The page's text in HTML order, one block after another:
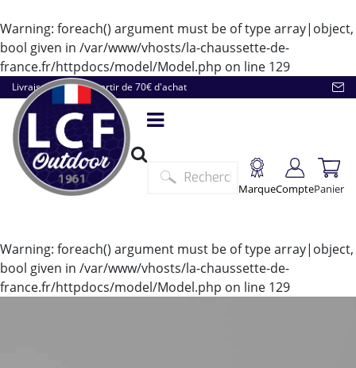
Warning: foreach() argument must be of type array|object,
bool given in /var/www/vhosts/la-chaussette-de-
france.fr/httpdocs/model/Model.php on line 129
Livraison offerte à partir de 70€ d'achat
MarqueComptePanier
Warning: foreach() argument must be of type array|object,
bool given in /var/www/vhosts/la-chaussette-de-
france.fr/httpdocs/model/Model.php on line 129